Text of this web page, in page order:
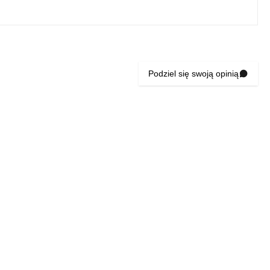
Podziel się swoją opinią